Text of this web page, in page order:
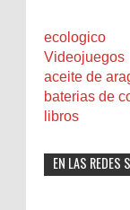
ecologico
Videojuegos
aceite de
baterias de
libros
EN LAS REDES